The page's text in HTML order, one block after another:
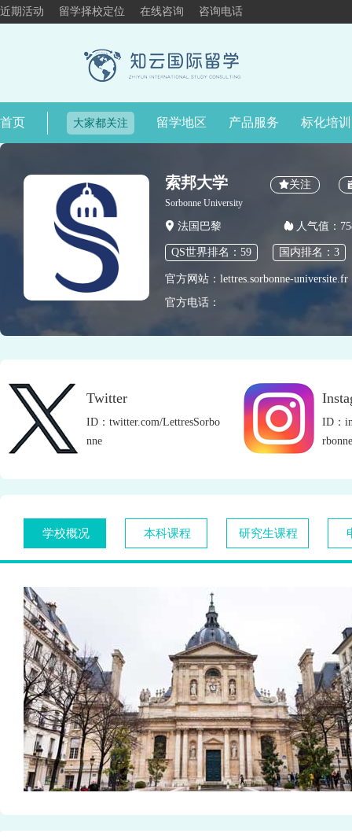
近期活动 留学择校定位 在线咨询 咨询电话
首页 大家都关注 留学地区 产品服务 标化培训
索邦大学 关注
Sorbonne University
法国巴黎 人气值：
QS世界排名：59 国内排名：3
官方网站：lettres.sorbonne-universite.fr
官方电话：
Twitter
ID：twitter.com/LettresSorbo
nne
ID：
学校概况 本科课程 研究生课程